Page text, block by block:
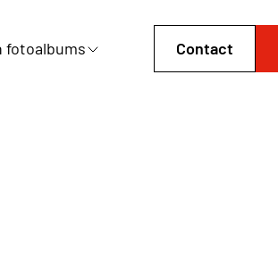
fotoalbums Contact